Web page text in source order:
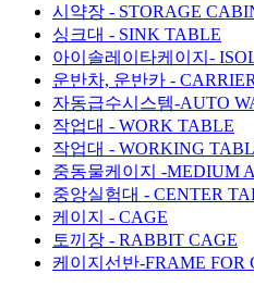
시약장 - STORAGE
싱크대 - SINK TABLE
아이솔레이타케이지-
운반차, 운반카 - CARRIER
자동급수시스템-AUTO
작업대 - WORK TABLE
작업대 - WORKING
중동물케이지 -MEDIUM
중앙실험대 - CENTER
케이지 - CAGE
토끼장 - RABBIT CAGE
케이지선반-FRAME FOR